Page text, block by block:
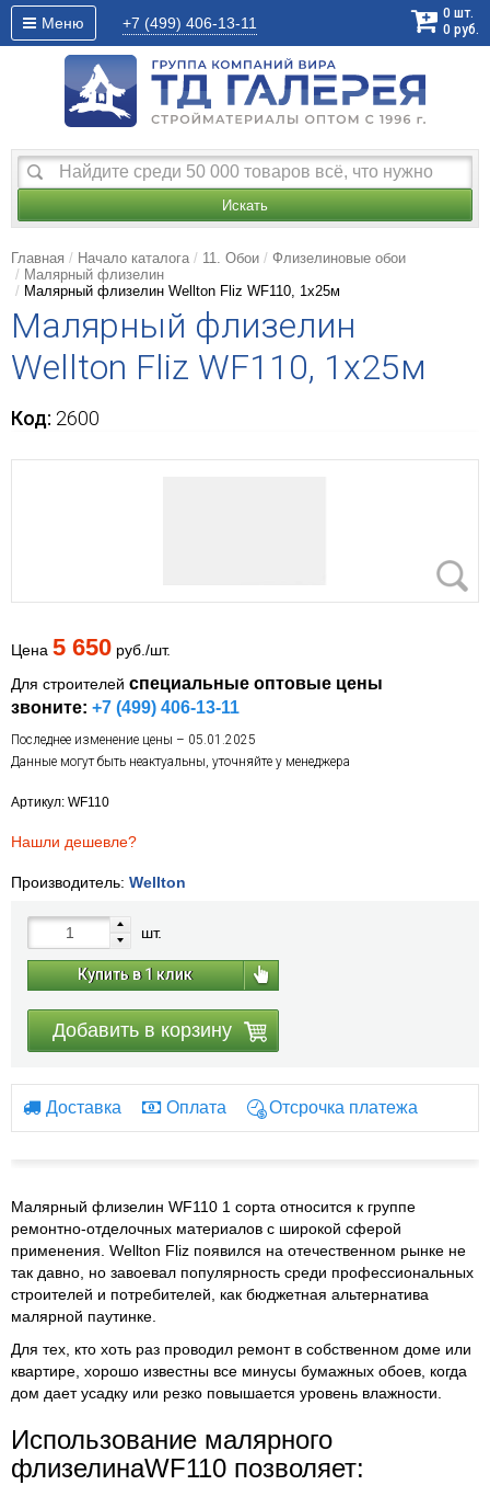
Меню +7 (499) 406-13-11
0 шт.
0 руб.
Искать
Главная Начало каталога 11. Обои
Флизелиновые обои
Малярный флизелин
Малярный флизелин Wellton Fliz WF110, 1х25м
Малярный флизелин
Wellton Fliz WF110, 1х25м
Код: 2600
Цена 5 650 руб./шт.
Для строителей специальные оптовые цены
звоните: +7 (499) 406-13-11
Последнее изменение цены – 05.01.2025
Данные могут быть неактуальны, уточняйте у менеджера
Артикул: WF110
Нашли дешевле?
Производитель: Wellton
шт.
Купить в 1 клик
Добавить в корзину
Доставка Оплата Отсрочка платежа
Малярный флизелин WF110 1 сорта относится к группе
ремонтно-отделочных материалов с широкой сферой
применения. Wellton Fliz появился на отечественном рынке не
так давно, но завоевал популярность среди профессиональных
строителей и потребителей, как бюджетная альтернатива
малярной паутинке.
Для тех, кто хоть раз проводил ремонт в собственном доме или
квартире, хорошо известны все минусы бумажных обоев, когда
дом дает усадку или резко повышается уровень влажности.
Использование малярного
флизелинаWF110 позволяет: